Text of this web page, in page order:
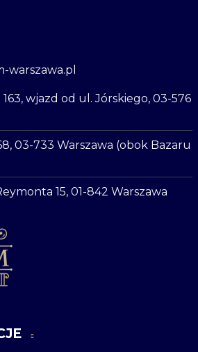
warszawa.pl
wjazd od ul. Jórskiego, 03-576
03-733 Warszawa (obok Bazaru
15, 01-842 Warszawa